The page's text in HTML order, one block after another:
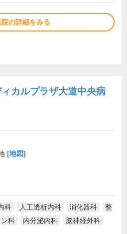
院の詳細をみる
カルプラザ大道中央病
[地図]
科 人工透析内科 消化器科
整
科 内分泌内科
脳神経外科